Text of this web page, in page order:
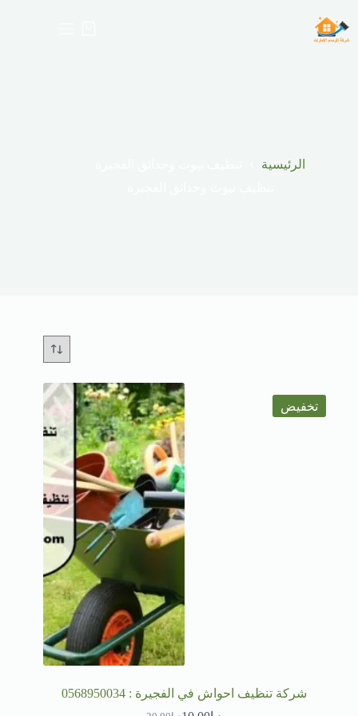
إلى
المحتوى
الرئيسية
تخفيض
شركة تنظيف احواش في الفجيرة : 0568950034